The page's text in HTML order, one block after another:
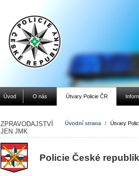
Úvod O nás Útvary Policie ČR
Úvodní strana / Útvary
ZPRAVODAJSTVÍ
JEN JMK
Policie České